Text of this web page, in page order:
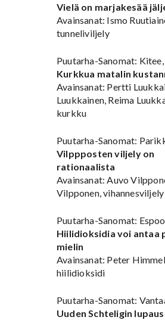
Vielä on marjakesää
Avainsanat: Ismo
tunneliviljely
Puutarha-Sanomat: Kitee,
Kurkkua matalin
Avainsanat: Pertti
Luukkainen, Reima
kurkku
Puutarha-Sanomat:
Vilppposten viljely on
rationaalista
Avainsanat: Auvo
Vilpponen, vihannesviljely
Puutarha-Sanomat:
Hiilidioksidia voi antaa
mielin
Avainsanat: Peter
hiilidioksidi
Puutarha-Sanomat:
Uuden Schteligin lupaus